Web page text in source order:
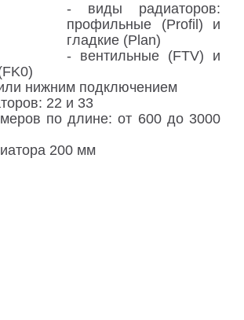
- виды радиаторов:
профильные (Profil) и
гладкие (Plan)
- вентильные (FTV) и
нижним подключением
22 и 33
по длине: от 600 до 3000
200 мм